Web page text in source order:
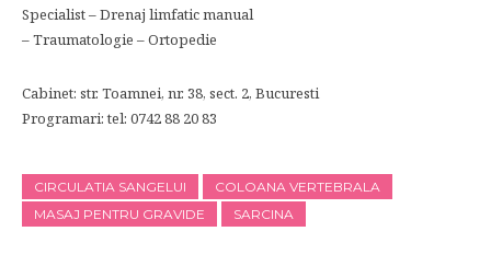
Specialist – Drenaj limfatic manual
– Traumatologie – Ortopedie
Cabinet: str. Toamnei, nr. 38, sect. 2, Bucuresti
Programari: tel: 0742 88 20 83
CIRCULATIA SANGELUI
COLOANA VERTEBRALA
MASAJ PENTRU GRAVIDE
SARCINA